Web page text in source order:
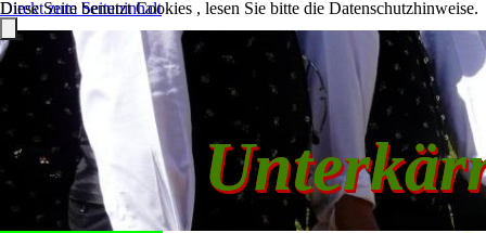
Diese Seite benutzt Cookies , lesen Sie bitte die Datenschutzhinweise.
Direkt zum Seiteninhalt